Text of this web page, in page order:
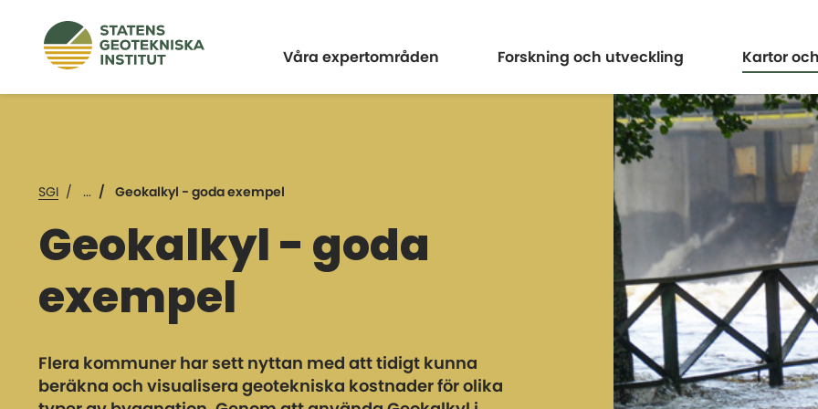
Expandera
Våra expertområden Expandera
Forskning och utveckling Expandera
Kartor
SGI ... Geokalkyl - goda exempel
Geokalkyl - goda
exempel
Flera kommuner har sett nyttan med att tidigt kunna
beräkna och visualisera geotekniska kostnader för olika